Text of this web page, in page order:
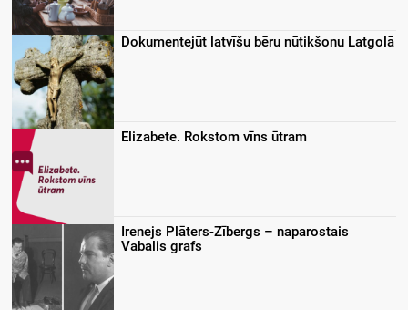
Dokumentejūt latvīšu bēru nūtikšonu Latgolā
Elizabete. Rokstom vīns ūtram
Irenejs Plāters-Zībergs – naparostais
Vabalis grafs